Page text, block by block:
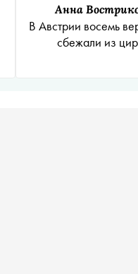
Анна
В Австрии восемь
сбежали из